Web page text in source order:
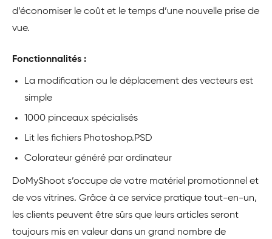
d’économiser le coût et le temps d’une nouvelle prise de
vue.
Fonctionnalités :
La modification ou le déplacement des vecteurs est
simple
1000 pinceaux spécialisés
Lit les fichiers Photoshop.PSD
Colorateur généré par ordinateur
DoMyShoot s’occupe de votre matériel promotionnel et
de vos vitrines. Grâce à ce service pratique tout-en-un,
les clients peuvent être sûrs que leurs articles seront
toujours mis en valeur dans un grand nombre de